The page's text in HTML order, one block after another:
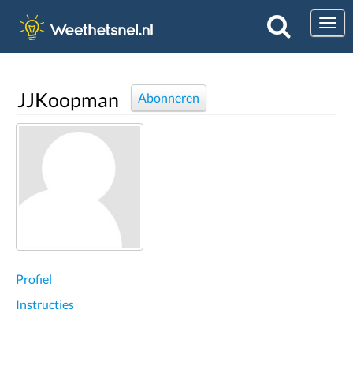
JJKoopman Abonneren
Profiel
Instructies